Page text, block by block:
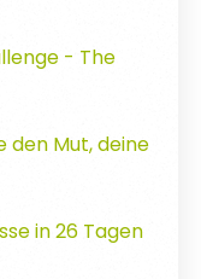
- The
den Mut, deine
in 26 Tagen